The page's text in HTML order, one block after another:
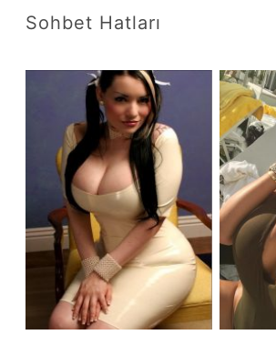
Sohbet Hatları